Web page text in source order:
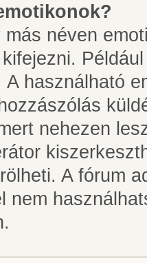
néven
A használható
nehezen
A fórum
nem